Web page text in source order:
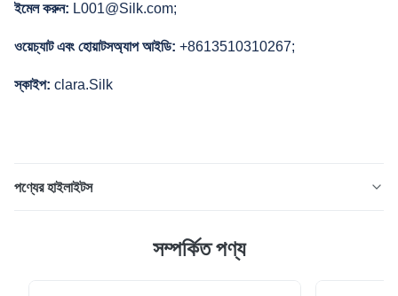
ইমেল করুন: L001@Silk.com;
ওয়েচ্যাট এবং হোয়াটসঅ্যাপ আইডি: +8613510310267;
স্কাইপ: clara.Silk
পণ্যের হাইলাইটস
16: 9 ট্রান্সপারেনটি টিতিনি TE278 একটি ইলেকট্রনিক 8 কে (ইউএইচডি টিভি
সম্পর্কিত পণ্য